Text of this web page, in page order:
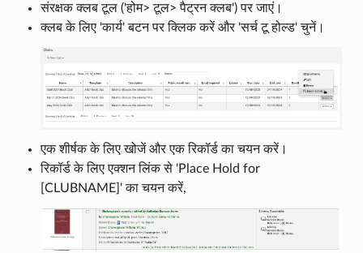
संरक्षक क्लब टूल ('होम> टूल> पैट्रन क्लब') पर जाएं।
क्लब के लिए 'कार्य' बटन पर क्लिक करें और 'सर्च टू होल्ड' चुनें।
एक शीर्षक के लिए खोजें और एक रिकॉर्ड का चयन करें।
रिकॉर्ड के लिए एक्शन लिंक से 'Place Hold for
[CLUBNAME]' का चयन करें,